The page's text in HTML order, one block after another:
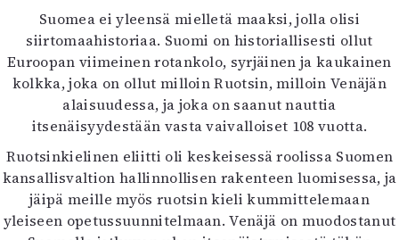
Oulu2026
Näyttelyt
Musiikki
Levyt
Kuvataide
Kirjat
In English
Esitystaide
Arkisto
Suomea ei yleensä mielletä maaksi, jolla olisi
siirtomaahistoriaa. Suomi on historiallisesti ollut
Euroopan viimeinen rotankolo, syrjäinen ja kaukainen
kolkka, joka on ollut milloin Ruotsin, milloin Venäjän
alaisuudessa, ja joka on saanut nauttia
itsenäisyydestään vasta vaivalloiset 108 vuotta.
Ruotsinkielinen eliitti oli keskeisessä roolissa Suomen
kansallisvaltion hallinnollisen rakenteen luomisessa, ja
jäipä meille myös ruotsin kieli kummittelemaan
yleiseen opetussuunnitelmaan. Venäjä on muodostanut